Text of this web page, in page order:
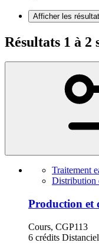
Afficher les
Résultats 1 à 2
Traitement
Distribution
Production et
Cours, CGP113
6 crédits Distanciel